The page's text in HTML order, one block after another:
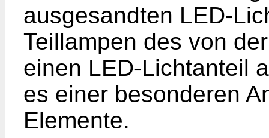
ausgesandten LED-
Teillampen des von
einen LED-Lichtanteil
es einer besonderen
Elemente.